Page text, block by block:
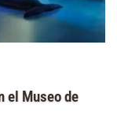
el Museo de